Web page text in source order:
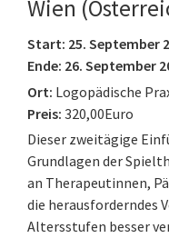
Wien
Start: 25. September
Ende: 26. September
Ort: Logopädische
Preis: 320,00Euro
Dieser zweitägige
Grundlagen der
an Therapeutinnen,
die herausforderndes
Altersstufen besser